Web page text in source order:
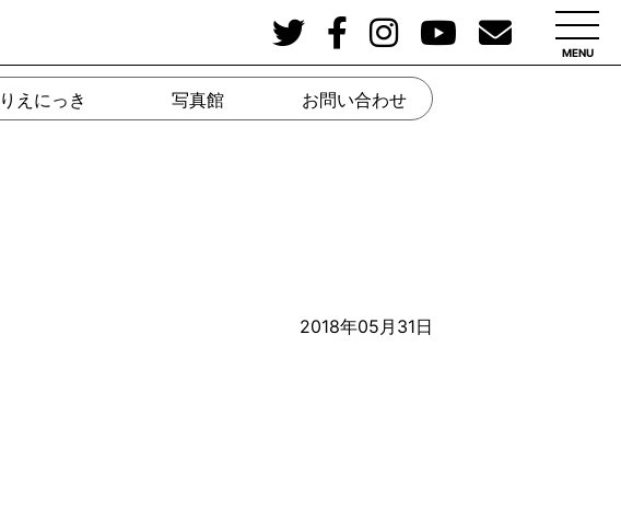
MENU
りえにっき 写真館 お問い合わせ
2018年05月31日